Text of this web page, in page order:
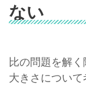
ない
比の問題を解
大きさについて